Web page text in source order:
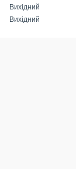
Вихідний
Вихідний